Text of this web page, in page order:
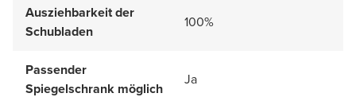
Ausziehbarkeit der
Schubladen
100%
Passender
Spiegelschrank möglich
Ja